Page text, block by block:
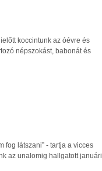
koccintunk az óévre és
népszokást, babonát és
fog látszani” - tartja a vicces
az unalomig hallgatott januári